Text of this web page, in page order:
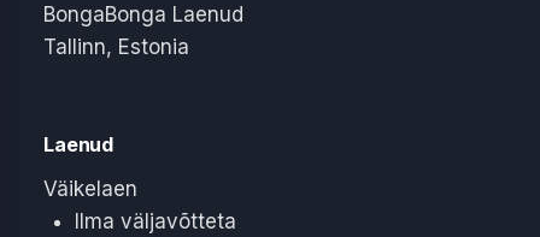
BongaBonga Laenud
Tallinn, Estonia
Laenud
Väikelaen
Ilma väljavõtteta